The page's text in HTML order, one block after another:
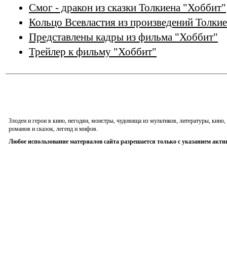
Смог - дракон из сказки Толкиена "Хоббит"
Кольцо Всевластия из произведений
Представлены кадры из фильма "Хоббит"
Трейлер к фильму "Хоббит"
Злодеи и герои в кино, негодяи, монстры, чудовища из мультиков, литературы,
романов и сказок, легенд и мифов.
Любое использование материалов сайта разрешается только с указанием